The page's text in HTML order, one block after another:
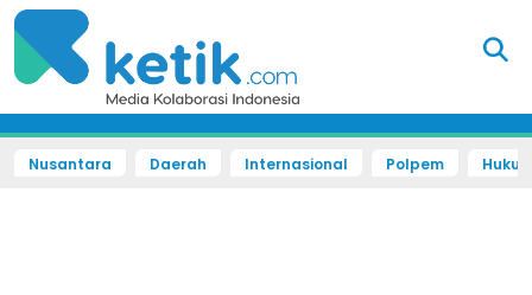
Nusantara Daerah Internasional Polpem